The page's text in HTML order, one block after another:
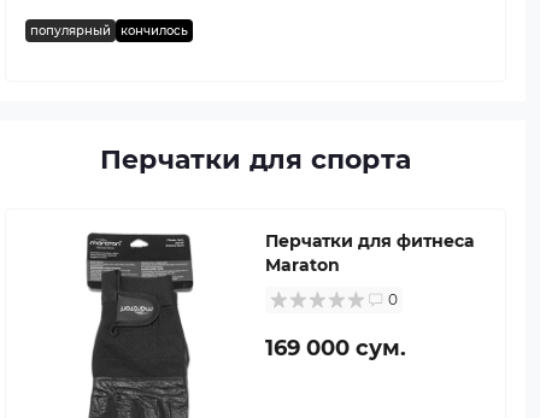
популярный кончилось
Перчатки для спорта
Перчатки для фитнеса
Maraton
0
169 000 сум.